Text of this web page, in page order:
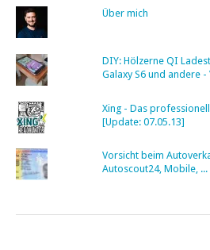
Über mich
DIY: Hölzerne QI
Galaxy S6 und andere -
Xing - Das
[Update: 07.05.13]
Vorsicht beim
Autoscout24, Mobile, ...